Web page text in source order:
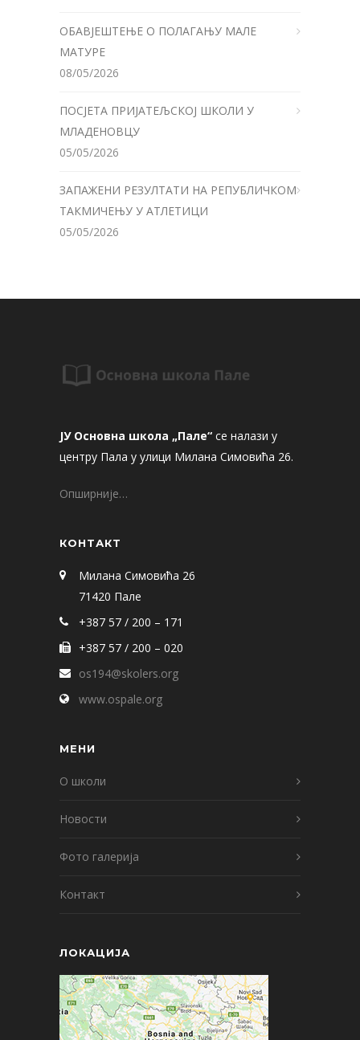
ОБАВЈЕШТЕЊЕ О ПОЛАГАЊУ МАЛЕ
МАТУРЕ
08/05/2026
ПОСЈЕТА ПРИЈАТЕЉСКОЈ ШКОЛИ У
МЛАДЕНОВЦУ
05/05/2026
ЗАПАЖЕНИ РЕЗУЛТАТИ НА РЕПУБЛИЧКОМ
ТАКМИЧЕЊУ У АТЛЕТИЦИ
05/05/2026
ЈУ Основна школа „Пале“ се налази у
центру Пала у улици Милана Симовића 26.
Опширније…
КОНТАКТ
Милана Симовића 26
71420 Пале
+387 57 / 200 – 171
+387 57 / 200 – 020
os194@skolers.org
www.ospale.org
МЕНИ
О школи
Новости
Фото галерија
Контакт
ЛОКАЦИЈА